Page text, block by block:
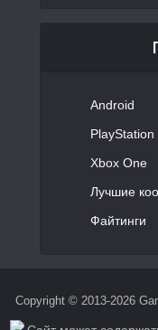
Android
PlayStation
Xbox One
Лучшие
Файтинги
Copyright © 2013-2026